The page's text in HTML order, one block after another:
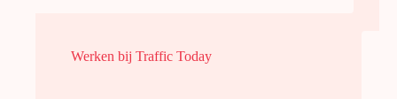
Werken bij Traffic Today